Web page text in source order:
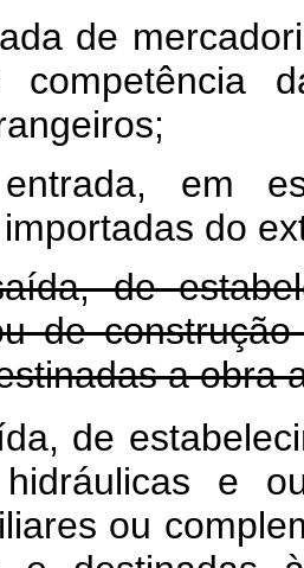
de
competência
em
do
de
de
a obra
de
e
ou